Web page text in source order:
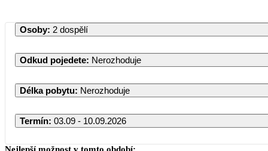
Osoby: 2 dospělí
Odkud pojedete: Nerozhoduje
Délka pobytu: Nerozhoduje
Termín: 03.09 - 10.09.2026
Nejlepší možnost v tomto období: